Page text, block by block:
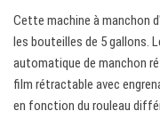
Cette machine à manchon
les bouteilles de 5 gallons.
automatique de manchon
film rétractable avec
en fonction du rouleau